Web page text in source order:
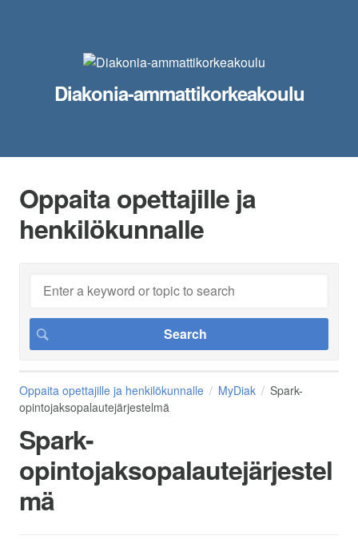
Diakonia-ammattikorkeakoulu
Oppaita opettajille ja
henkilökunnalle
Oppaita opettajille ja henkilökunnalle MyDiak
Spark-
opintojaksopalautejärjestelmä
Spark-
opintojaksopalautejärjestel
mä